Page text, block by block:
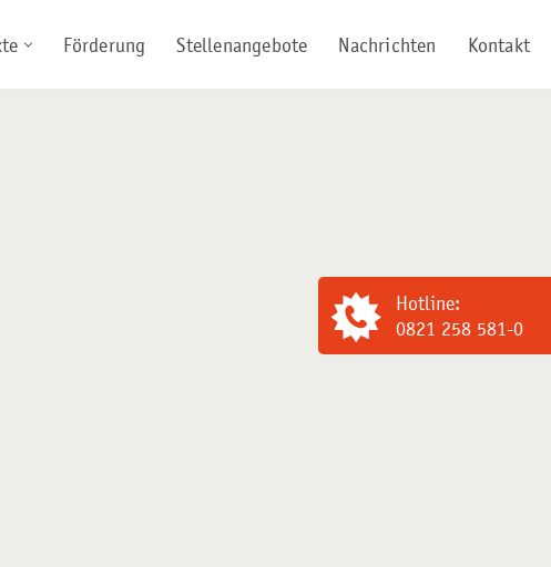
Förderung Stellenangebote Nachrichten Kontakt
Hotline:
0821 258 581-0